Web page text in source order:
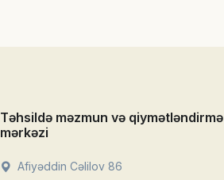
Təhsildə məzmun və qiymətləndirmə
mərkəzi
Afiyəddin Cəlilov 86